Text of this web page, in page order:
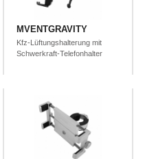
MVENTGRAVITY
Kfz-Lüftungshalterung mit
Schwerkraft-Telefonhalter